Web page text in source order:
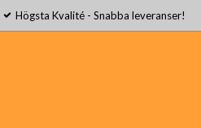
Högsta Kvalité - Snabba leveranser!